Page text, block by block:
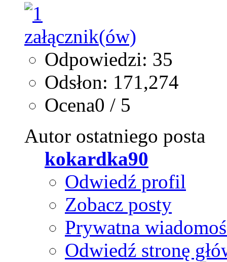
Odpowiedzi: 35
Odsłon: 171,274
Ocena0 / 5
Autor ostatniego posta
kokardka90
Odwiedź profil
Zobacz posty
Prywatna
Odwiedź stronę